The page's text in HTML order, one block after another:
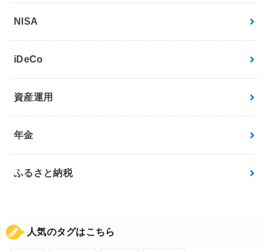
NISA
iDeCo
資産運用
年金
ふるさと納税
人気のタグはこちら